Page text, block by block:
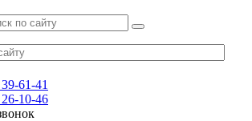
61-41
10-46